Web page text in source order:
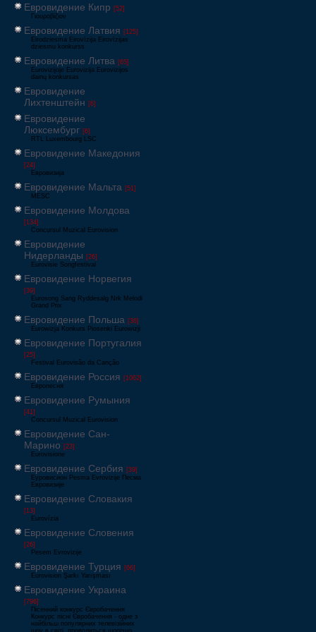
Евровидение Кипр [52]
Γιουροβίζιον
Евровидение Латвия [125]
Eirodziesma Eirovīzija Eirovīzijas
dziesmu konkurss
Евровидение Литва [65]
Eurovizijoje Eurovizija Eurovizijos
dainų konkursas
Евровидение
Лихтенштейн [6]
Евровидение
Люксембург [6]
RTL Luxembourg LSC
Евровидение Македония
[24]
Евровизија
Евровидение Мальта [51]
MESC
Евровидение Молдова
[134]
Concursul Muzical Eurovision
Евровидение
Нидерланды [26]
Eurovisie Songfestival
Евровидение Норвегия
[39]
Eurosong Sang Ryddesalg Nrk Melodi
Grand Prix
Евровидение Польша [36]
Eurowizja Konkurs Piosenki Eurowizji
Евровидение Португалия
[25]
Festival Eurovisão da Canção
Евровидение Россия [1062]
Европесня
Евровидение Румыния
[41]
Concursul Muzical Eurovision
Евровидение Сан-
Марино [23]
Eurovisione
Евровидение Сербия [39]
Еуровисион Pesma Evrovizije Песма
Евровизије
Евровидение Словакия
[13]
Eurovízia
Евровидение Словения
[26]
Pesem Evrovizije
Евровидение Турция [66]
Eurovision Şarkı Yarışması
Евровидение Украина
[796]
Пісенний конкурс Євробачення
Конкурс пісні Євробачення - одне з
найбільш популярних телевізійних
шоу в світі, проводиться щорічно,